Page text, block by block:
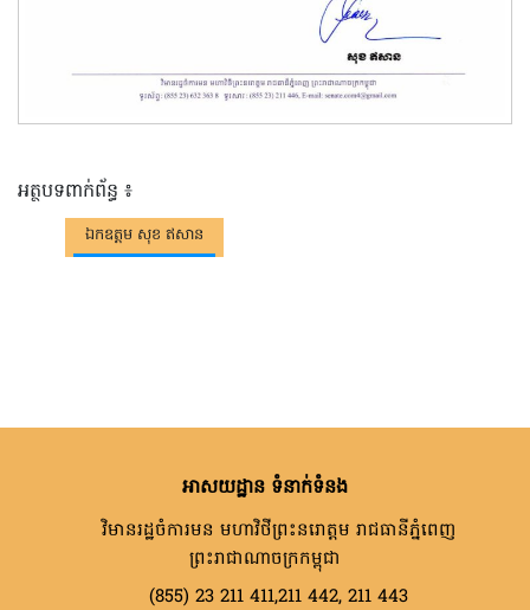
អត្ថបទពាក់ព័ន្ធ ៖
ឯកឧត្តម​ សុខ ឥសាន
អាសយដ្ឋាន ទំនាក់ទំនង
វិមានរដ្ឋចំការមន មហាវិថីព្រះនរោត្តម រាជធានីភ្នំពេញ
ព្រះរាជាណាចក្រកម្ពុជា
(855) 23 211 411,211 442, 211 443